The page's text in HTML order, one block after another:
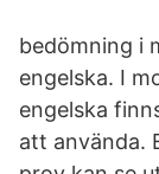
bedömning i
engelska. I
engelska
att använda.